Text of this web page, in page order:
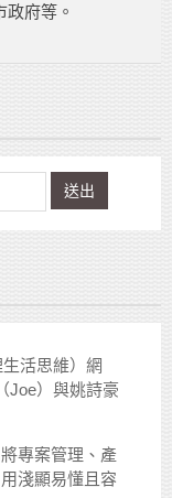
府等。
送出
活思維）網
Joe）與姚詩豪
專案管理、產
淺顯易懂且容